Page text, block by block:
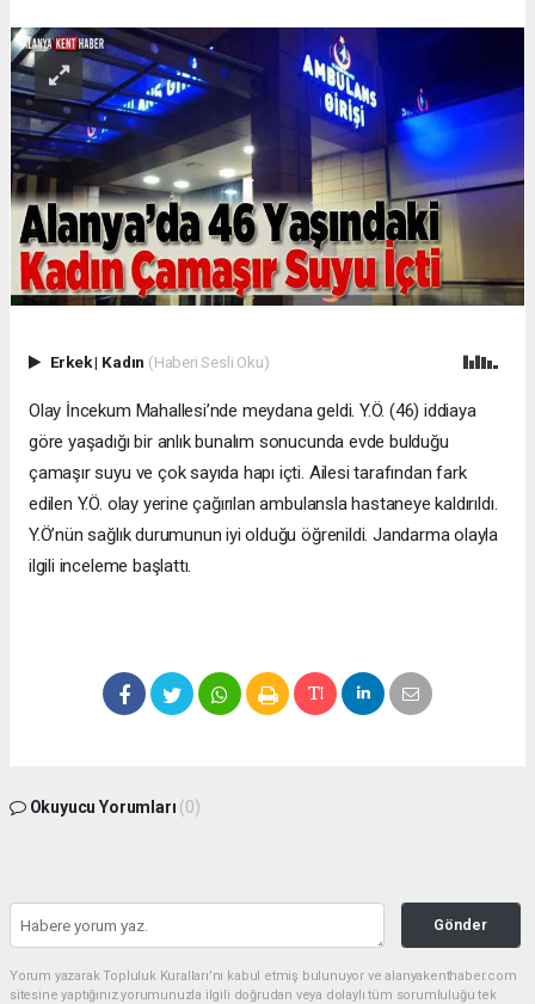
Erkek| Kadın (Haberi Sesli Oku)
Olay İncekum Mahallesi’nde meydana geldi. Y.Ö. (46) iddiaya
göre yaşadığı bir anlık bunalım sonucunda evde bulduğu
çamaşır suyu ve çok sayıda hapı içti. Ailesi tarafından fark
edilen Y.Ö. olay yerine çağırılan ambulansla hastaneye kaldırıldı.
Y.Ö’nün sağlık durumunun iyi olduğu öğrenildi. Jandarma olayla
ilgili inceleme başlattı.
Okuyucu Yorumları (0)
Gönder
Yorum yazarak Topluluk Kuralları’nı kabul etmiş bulunuyor ve alanyakenthaber.com
sitesine yaptığınız yorumunuzla ilgili doğrudan veya dolaylı tüm sorumluluğu tek